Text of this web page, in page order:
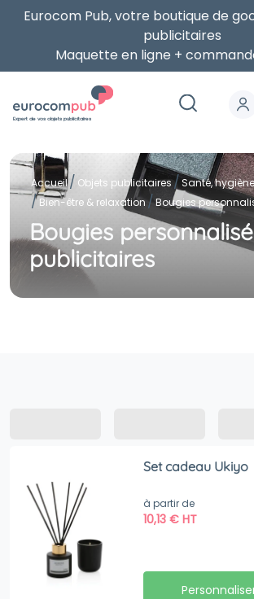
Eurocom Pub, votre boutique de
publicitaires
Maquette en ligne +
Expert de vos objets publicitaires
Accueil Objets publicitaires
Santé,
Bien-être & relaxation
Bougies
Bougies
publicitaires
Set cadeau Ukiyo
à partir de
10,13€ HT